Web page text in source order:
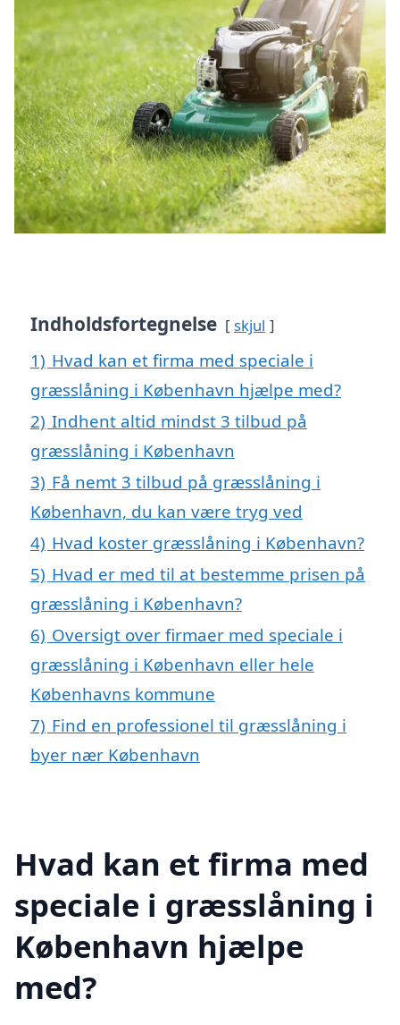
Indholdsfortegnelse skjul
1) Hvad kan et firma med speciale i
græsslåning i København hjælpe med?
2) Indhent altid mindst 3 tilbud på
græsslåning i København
3) Få nemt 3 tilbud på græsslåning i
København, du kan være tryg ved
4) Hvad koster græsslåning i København?
5) Hvad er med til at bestemme prisen på
græsslåning i København?
6) Oversigt over firmaer med speciale i
græsslåning i København eller hele
Københavns kommune
7) Find en professionel til græsslåning i
byer nær København
Hvad kan et firma med
speciale i græsslåning i
København hjælpe
med?